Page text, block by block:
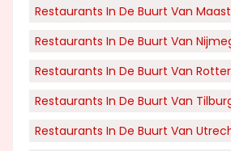
Restaurants In De Buurt Van
Restaurants In De Buurt Van
Restaurants In De Buurt Van
Restaurants In De Buurt Van
Restaurants In De Buurt Van